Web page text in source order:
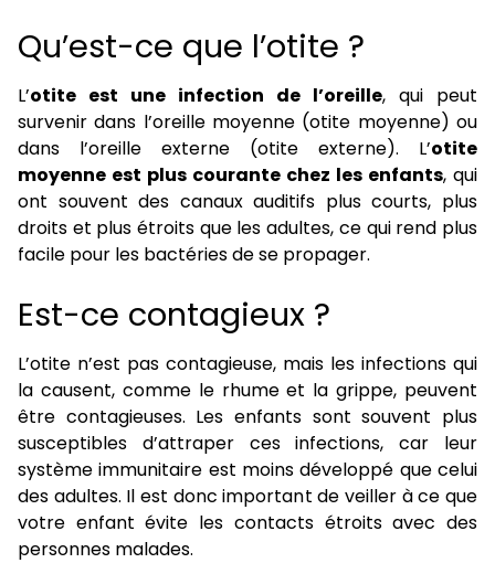
Qu’est-ce que l’otite ?
L’otite est une infection de l’oreille, qui peut
survenir dans l’oreille moyenne (otite moyenne) ou
dans l’oreille externe (otite externe). L’otite
moyenne est plus courante chez les enfants, qui
ont souvent des canaux auditifs plus courts, plus
droits et plus étroits que les adultes, ce qui rend plus
facile pour les bactéries de se propager.
Est-ce contagieux ?
L’otite n’est pas contagieuse, mais les infections qui
la causent, comme le rhume et la grippe, peuvent
être contagieuses. Les enfants sont souvent plus
susceptibles d’attraper ces infections, car leur
système immunitaire est moins développé que celui
des adultes. Il est donc important de veiller à ce que
votre enfant évite les contacts étroits avec des
personnes malades.